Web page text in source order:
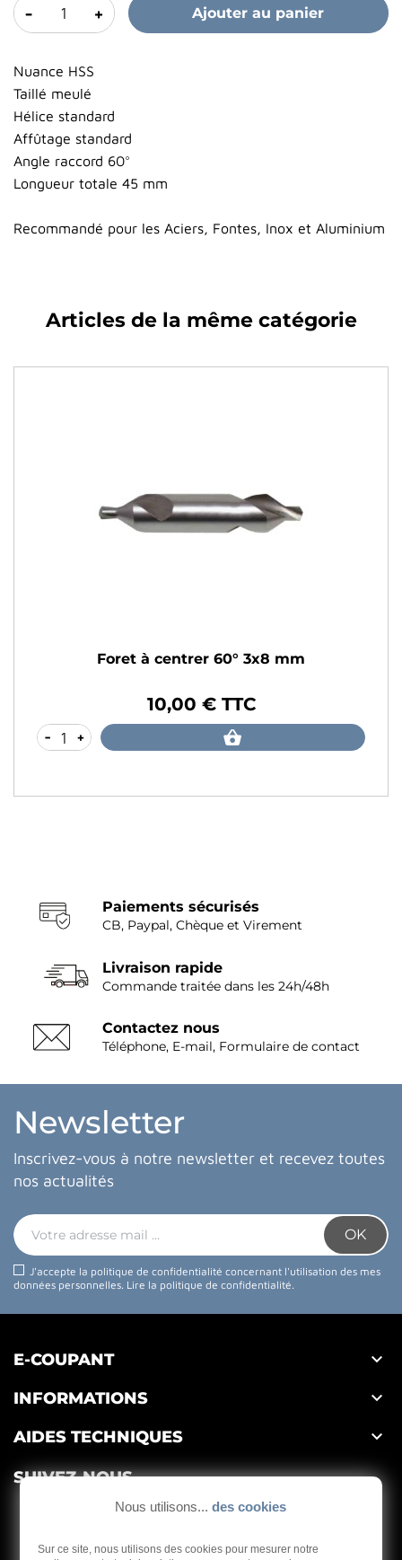
- + Ajouter au panier
Nuance HSS
Taillé meulé
Hélice standard
Affûtage standard
Angle raccord 60°
Longueur totale 45 mm
Recommandé pour les Aciers, Fontes, Inox et Aluminium
Articles de la même catégorie
Foret à centrer 60° 3x8 mm
10,00 € TTC
- +
Paiements sécurisés
CB, Paypal, Chèque et Virement
Livraison rapide
Commande traitée dans les 24h/48h
Contactez nous
Téléphone, E-mail, Formulaire de contact
Newsletter
Inscrivez-vous à notre newsletter et recevez toutes
nos actualités
J'accepte la politique de confidentialité concernant l'utilisation des mes
données personnelles. Lire la politique de confidentialité.
E-COUPANT 
INFORMATIONS 
AIDES TECHNIQUES 
SUIVEZ-NOUS
Nous utilisons... des cookies
Sur ce site, nous utilisons des cookies pour mesurer notre